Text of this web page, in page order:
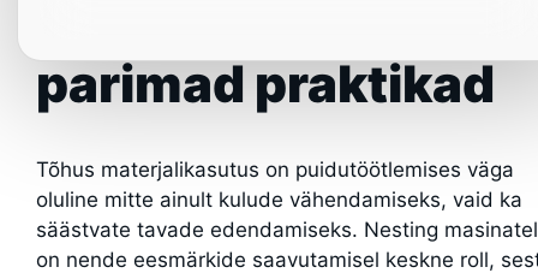
parimad praktikad
Tõhus materjalikasutus on puidutöötlemises väga
oluline mitte ainult kulude vähendamiseks, vaid ka
säästvate tavade edendamiseks. Nesting masinatel
on nende eesmärkide saavutamisel keskne roll,